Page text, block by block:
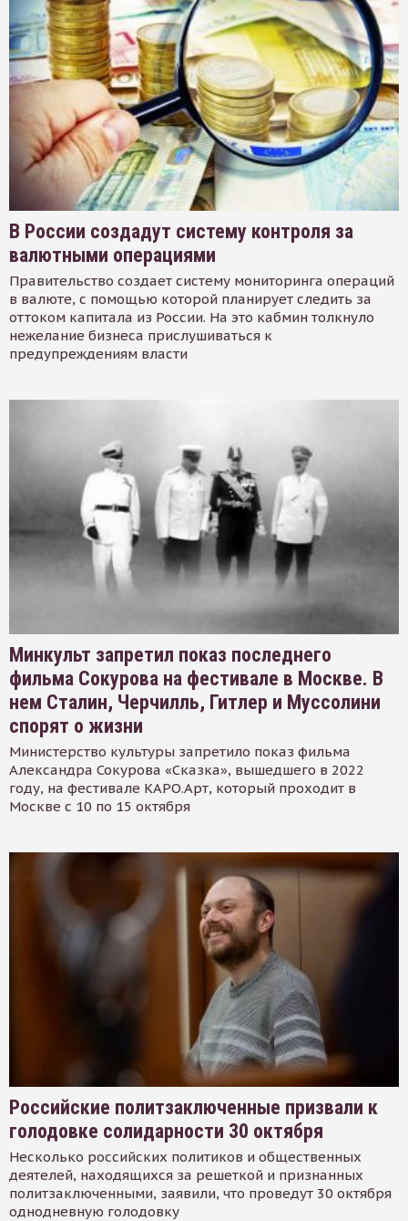
В России создадут систему контроля за
валютными операциями
Правительство создает систему мониторинга операций
в валюте, с помощью которой планирует следить за
оттоком капитала из России. На это кабмин толкнуло
нежелание бизнеса прислушиваться к
предупреждениям власти
Минкульт запретил показ последнего
фильма Сокурова на фестивале в Москве. В
нем Сталин, Черчилль, Гитлер и Муссолини
спорят о жизни
Министерство культуры запретило показ фильма
Александра Сокурова «Сказка», вышедшего в 2022
году, на фестивале КАРО.Арт, который проходит в
Москве с 10 по 15 октября
Российские политзаключенные призвали к
голодовке солидарности 30 октября
Несколько российских политиков и общественных
деятелей, находящихся за решеткой и признанных
политзаключенными, заявили, что проведут 30 октября
однодневную голодовку